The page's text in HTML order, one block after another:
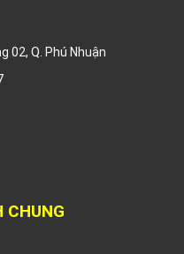
02, Q. Phú Nhuận
CHUNG